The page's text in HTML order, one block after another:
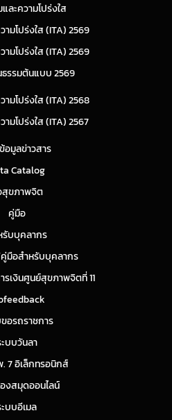
ละความโปร่งใส
มโปร่งใส (ITA) 2569
มโปร่งใส (ITA) 2569
รรมต้นแบบ 2569
มโปร่งใส (ITA) 2568
มโปร่งใส (ITA) 2567
อมูลข่าวสาร
Catalog
ขภาพจิต
คู่มือ
รับบุคลากร
มือสำหรับบุคลากร
รเงินศูนย์สุขภาพจิตที่ 11
อรถราชการ
บบวันลา
7 อิเล็กทรอนิกส์
งสมุดออนไลน์
บบอีเมล